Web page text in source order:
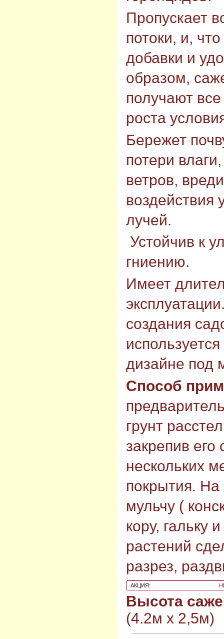
Пропускает
потоки, и,
добавки и
образом,
получают
роста
Бережет
потери
ветров,
воздействия
лучей.
Устойчив к
гниению.
Имеет
создания
дизайне под
Способ
грунт
закрепив
нескольких
покрытия.
мульчу (
кору, гальку
растений
разрез,
АКЦИЯ:
Высота
(4.2м х 2,5м)